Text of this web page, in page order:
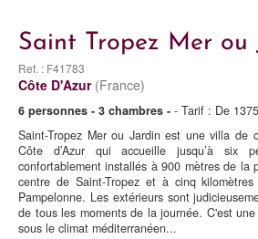
Saint Tropez Mer ou
Ref. : F41783
Côte D'Azur (France)
6 personnes - 3 chambres - - Tarif : De
Saint-Tropez Mer ou Jardin est une villa de
Côte d’Azur qui accueille jusqu’à six
confortablement installés à 900 mètres de la
centre de Saint-Tropez et à cinq
Pampelonne. Les extérieurs sont
de tous les moments de la journée. C'est
sous le climat méditerranéen...